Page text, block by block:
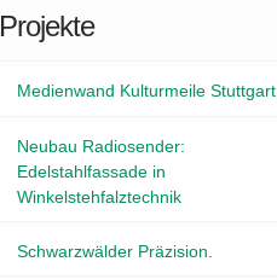
Projekte
Medienwand Kulturmeile Stuttgart
Neubau Radiosender:
Edelstahlfassade in
Winkelstehfalztechnik
Schwarzwälder Präzision.